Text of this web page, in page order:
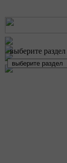
выберите раздел